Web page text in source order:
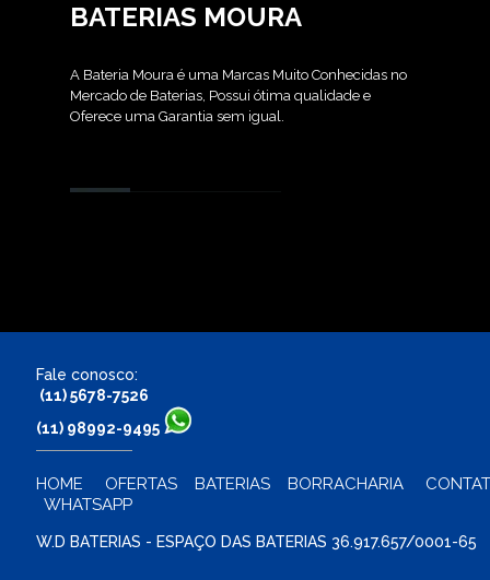
BATERIAS MOURA
A Bateria Moura é uma Marcas Muito Conhecidas no
Mercado de Baterias, Possui ótima qualidade e
Oferece uma Garantia sem igual.
Fale conosco:
(11) 5678-7526
(11) 98992-9495
HOME OFERTAS BATERIAS BORRACHARIA
WHATSAPP
W.D BATERIAS - ESPAÇO DAS BATERIAS 36.917.657/0001-65